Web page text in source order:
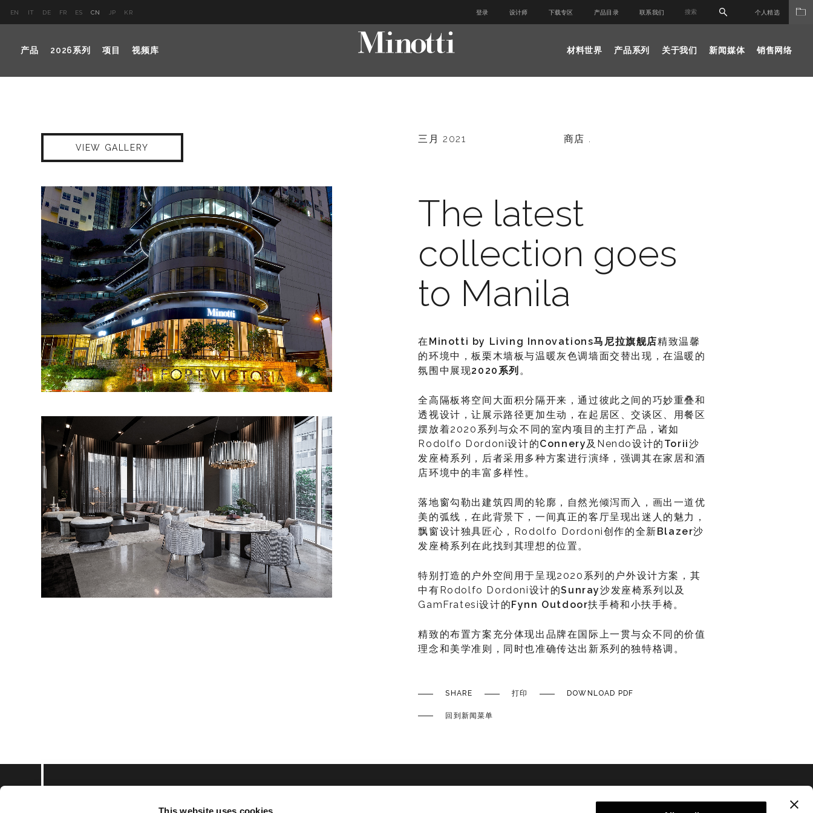
This website uses cookies
EN IT DE FR ES CN JP KR 登录 设计师 下载专区 产品目录 联系我们 个人精选
产品 2026系列 项目 视频库 材料世界 产品系列 关于我们 新闻媒体 销售网络
VIEW GALLERY
三月 2021 商店 .
The latest
collection goes
to Manila
在 Minotti by Living Innovations马尼拉旗舰店精致温馨
的环境中，板栗木墙板与温暖灰色调墙面交替出现，在温暖的
氛围中展现2020系列 。
全高隔板将空间大面积分隔开来，通过彼此之间的巧妙重叠和
透视设计，让展示路径更加生动，在起居区、交谈区、用餐区
摆放着2020系列与众不同的室内项目的主打产品，诸如
Rodolfo Dordoni设计的Connery及Nendo设计的 Torii沙
发座椅系列，后者采用多种方案进行演绎，强调其在家居和酒
店环境中的丰富多样性。
落地窗勾勒出建筑四周的轮廓，自然光倾泻而入，画出一道优
美的弧线，在此背景下，一间真正的客厅呈现出迷人的魅力，
飘窗设计独具匠心，Rodolfo Dordoni创作的全新Blazer沙
发座椅系列在此找到其理想的位置。
特别打造的户外空间用于呈现2020系列的户外设计方案，其
中有Rodolfo Dordoni设计的Sunray沙发座椅系列以及
GamFratesi设计的Fynn Outdoor扶手椅和小扶手椅。
精致的布置方案充分体现出品牌在国际上一贯与众不同的价值
理念和美学准则，同时也准确传达出新系列的独特格调。
SHARE 打印 DOWNLOAD PDF
回到新闻菜单